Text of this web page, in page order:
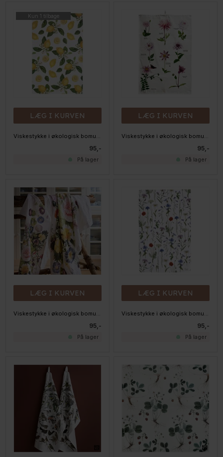
Kun 1 tilbage
LÆG I KURVEN
95,-
På lager
LÆG I KURVEN
95,-
På lager
LÆG I KURVEN
95,-
På lager
LÆG I KURVEN
95,-
På lager